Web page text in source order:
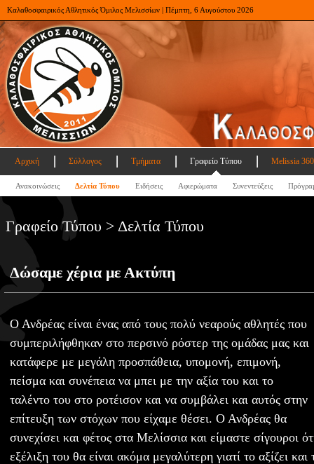
Καλαθοσφαιρικός Αθλητικός Όμιλος Μελισσίων | Πέμπτη, 6 Αυγούστου 2026
Αρχική Σύλλογος Τμήματα Γραφείο Τύπου Melissia
Ανακοινώσεις Δελτία Τύπου Ειδήσεις Αφιερώματα Συνεντεύξεις
Γραφείο Τύπου > Δελτία Τύπου
Δώσαμε χέρια με Ακτύπη
Ο Ανδρέας είναι ένας από τους πολύ νεαρούς αθλητές που
συμπεριλήφθηκαν στο περσινό ρόστερ της ομάδας μας και
κατάφερε με μεγάλη προσπάθεια, υπομονή, επιμονή,
πείσμα και συνέπεια να μπει με την αξία του και το
ταλέντο του στο ροτέισον και να συμβάλει και αυτός στην
επίτευξη των στόχων που είχαμε θέσει. Ο Ανδρέας θα
συνεχίσει και φέτος στα Μελίσσια και είμαστε σίγουροι
εξέλιξη του θα είναι ακόμα μεγαλύτερη γιατί το αξίζει και